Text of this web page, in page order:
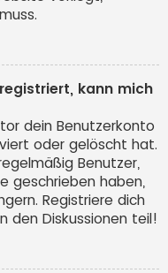
kann mich
dein Benutzerkonto
oder gelöscht hat.
Benutzer,
geschrieben haben,
Registriere dich
den Diskussionen teil!